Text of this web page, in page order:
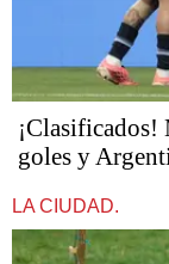
goles y
LA CIUDAD.